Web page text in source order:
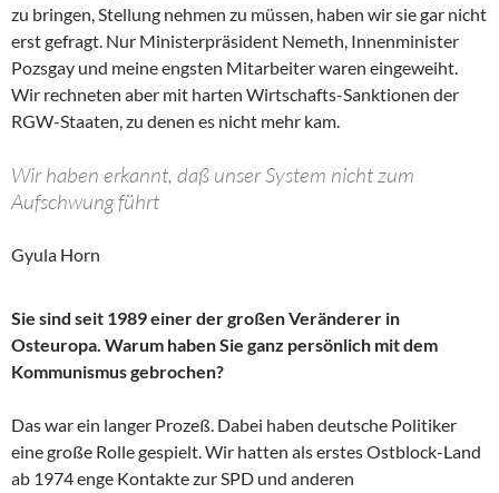
zu bringen, Stellung nehmen zu müssen, haben wir sie gar nicht
erst gefragt. Nur Ministerpräsident Nemeth, Innenminister
Pozsgay und meine engsten Mitarbeiter waren eingeweiht.
Wir rechneten aber mit harten Wirtschafts-Sanktionen der
RGW-Staaten, zu denen es nicht mehr kam.
Wir haben erkannt, daß unser System nicht zum
Aufschwung führt
Gyula Horn
Sie sind seit 1989 einer der großen Veränderer in
Osteuropa. Warum haben Sie ganz persönlich mit dem
Kommunismus gebrochen?
Das war ein langer Prozeß. Dabei haben deutsche Politiker
eine große Rolle gespielt. Wir hatten als erstes Ostblock-Land
ab 1974 enge Kontakte zur SPD und anderen